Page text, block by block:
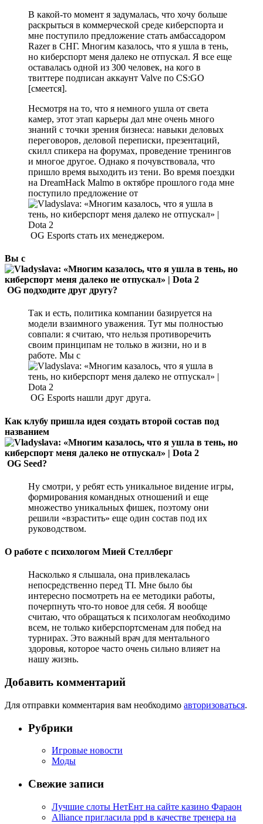
В какой-то момент я задумалась, что хочу больше
раскрыться в коммерческой среде киберспорта и
мне поступило предложение стать амбассадором
Razer в СНГ. Многим казалось, что я ушла в тень,
но киберспорт меня далеко не отпускал. Я все еще
оставалась одной из 300 человек, на кого в
твиттере подписан аккаунт Valve по CS:GO
[смеется].
Несмотря на то, что я немного ушла от света
камер, этот этап карьеры дал мне очень много
знаний с точки зрения бизнеса: навыки деловых
переговоров, деловой переписки, презентаций,
скилл спикера на форумах, проведение тренингов
и многое другое. Однако я почувствовала, что
пришло время выходить из тени. Во время поездки
на DreamHack Malmo в октябре прошлого года мне
поступило предложение от
OG Esports стать их менеджером.
Вы с
OG подходите друг другу?
Так и есть, политика компании базируется на
модели взаимного уважения. Тут мы полностью
совпали: я считаю, что нельзя противоречить
своим принципам не только в жизни, но и в
работе. Мы с
OG Esports нашли друг друга.
Как клубу пришла идея создать второй состав под
названием
OG Seed?
Ну смотри, у ребят есть уникальное видение игры,
формирования командных отношений и еще
множество уникальных фишек, поэтому они
решили «взрастить» еще один состав под их
руководством.
О работе с психологом Мией Стеллберг
Насколько я слышала, она привлекалась
непосредственно перед TI. Мне было бы
интересно посмотреть на ее методики работы,
почерпнуть что-то новое для себя. Я вообще
считаю, что обращаться к психологам необходимо
всем, не только киберспортсменам для побед на
турнирах. Это важный врач для ментального
здоровья, которое часто очень сильно влияет на
нашу жизнь.
Добавить комментарий
Для отправки комментария вам необходимо авторизоваться.
Рубрики
Игровые новости
Моды
Свежие записи
Лучшие слоты НетЕнт на сайте казино Фараон
Alliance пригласила ppd в качестве тренера на